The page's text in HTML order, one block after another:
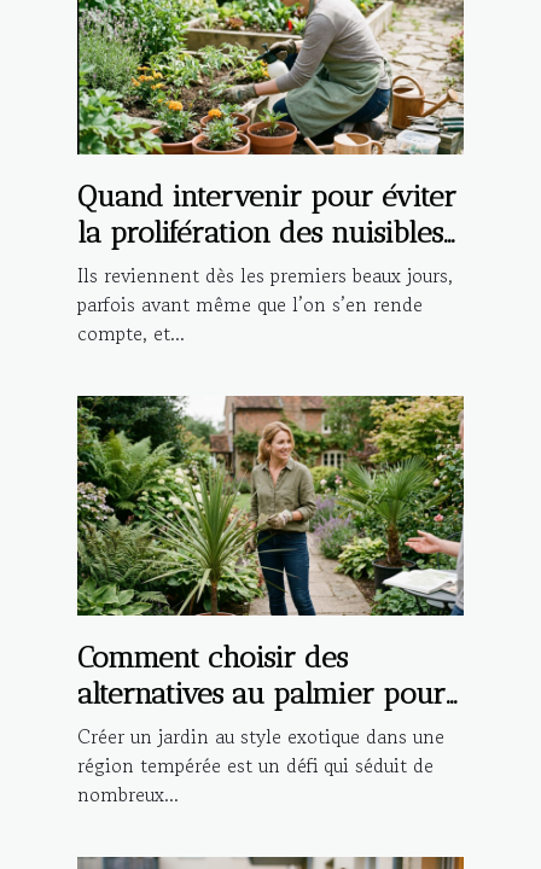
Quand intervenir pour éviter
la prolifération des nuisibles
saisonniers ?
Ils reviennent dès les premiers beaux jours,
parfois avant même que l’on s’en rende
compte, et...
Comment choisir des
alternatives au palmier pour
un jardin tempéré ?
Créer un jardin au style exotique dans une
région tempérée est un défi qui séduit de
nombreux...